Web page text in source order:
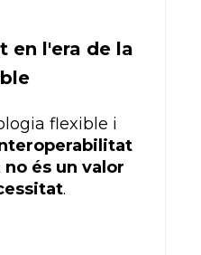
en l'era de la
flexible i
és un valor
.